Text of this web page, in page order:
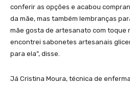
conferir as opções e acabou
da mãe, mas também lembranças
mãe gosta de artesanato com toque
encontrei sabonetes artesanais
para ela”, disse.
Já Cristina Moura, técnica de